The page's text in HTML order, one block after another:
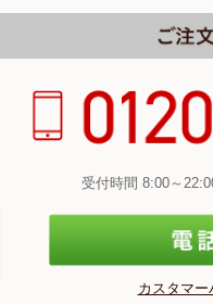
受付時間 8:00～
カスタマー